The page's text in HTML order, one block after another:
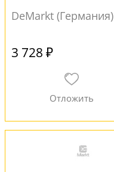
DeMarkt (Германия)
3 728 ₽